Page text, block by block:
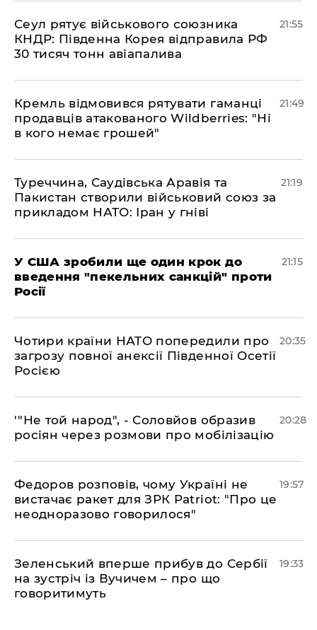
​Сеул рятує військового союзника
КНДР: Південна Корея відправила РФ
30 тисяч тонн авіапалива
21:55
​Кремль відмовився рятувати гаманці
продавців атакованого Wildberries: "Ні
в кого немає грошей"
21:49
​Туреччина, Саудівська Аравія та
Пакистан створили військовий союз за
прикладом НАТО: Іран у гніві
21:19
​У США зробили ще один крок до
введення "пекельних санкцій" проти
Росії
21:15
​Чотири країни НАТО попередили про
загрозу повної анексії Південної Осетії
Росією
20:35
​'"Не той народ", - Соловйов образив
росіян через розмови про мобілізацію
20:28
​Федоров розповів, чому Україні не
вистачає ракет для ЗРК Patriot: "Про це
неодноразово говорилося"
19:57
​Зеленський вперше прибув до Сербії
на зустріч із Вучичем – про що
говоритимуть
19:33